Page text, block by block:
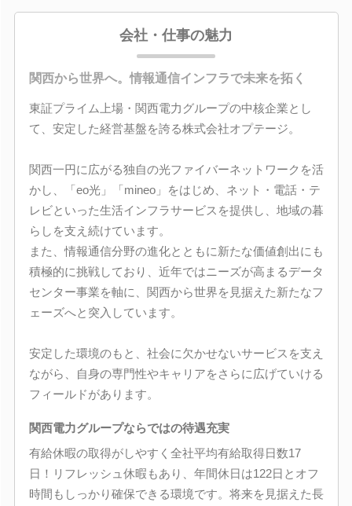
会社・仕事の魅力
関西から世界へ。情報通信インフラで未来を拓く
東証プライム上場・関西電力グループの中核企業とし
て、安定した経営基盤を誇る株式会社オプテージ。
関西一円に広がる独自の光ファイバーネットワークを活
かし、「eo光」「mineo」をはじめ、ネット・電話・テ
レビといった生活インフラサービスを提供し、地域の暮
らしを支え続けています。
また、情報通信分野の進化とともに新たな価値創出にも
積極的に挑戦しており、近年ではニーズが高まるデータ
センター事業を軸に、関西から世界を見据えた新たなフ
ェーズへと突入しています。
安定した環境のもと、社会に欠かせないサービスを支え
ながら、自身の専門性やキャリアをさらに広げていける
フィールドがあります。
関西電力グループならではの待遇充実
有給休暇の取得がしやすく全社平均有給取得日数17
日！リフレッシュ休暇もあり、年間休日は122日とオフ
時間もしっかり確保できる環境です。将来を見据えた長